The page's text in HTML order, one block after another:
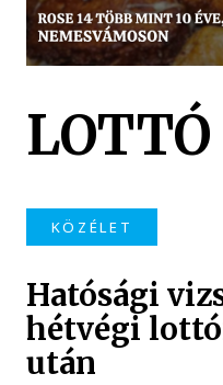
LOTTÓ
KÖZÉLET
Hatósági
hétvégi
után